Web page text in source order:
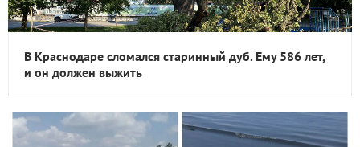
В Краснодаре сломался старинный дуб. Ему 586 лет,
и он должен выжить